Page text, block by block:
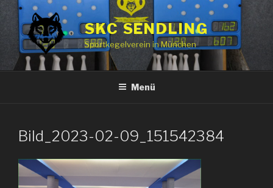
springen
SKC SENDLING
Sportkegelverein in München
Menü
Bild_2023-02-09_151542384